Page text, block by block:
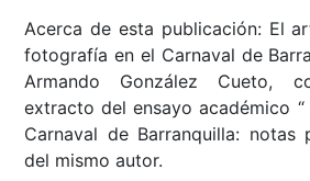
Acerca de esta publicación: El
fotografía en el Carnaval de
Armando González Cueto,
extracto del ensayo académico
Carnaval de Barranquilla: notas
del mismo autor.